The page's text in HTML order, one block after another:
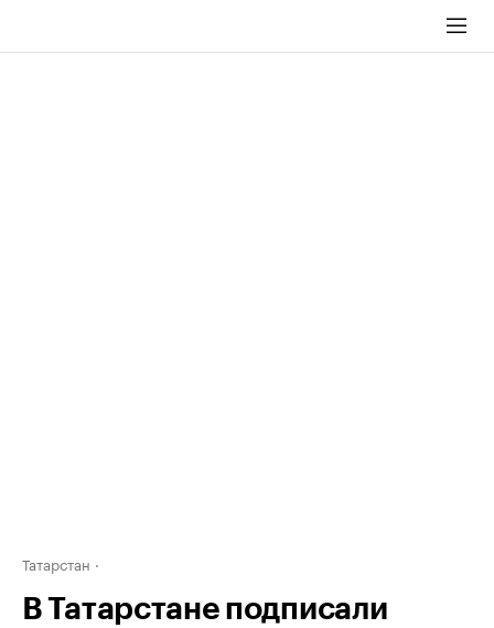
Татарстан
В Татарстане подписали